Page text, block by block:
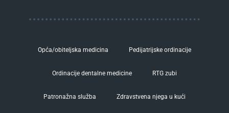
Opća/obiteljska medicina Pedijatrijske ordinacije
Ordinacije dentalne medicine RTG zubi
Patronažna služba Zdravstvena njega u kući